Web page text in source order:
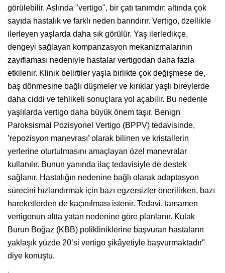
görülebilir. Aslında "vertigo", bir çatı tanımdır; altında çok
sayıda hastalık ve farklı neden barındırır. Vertigo, özellikle
ilerleyen yaşlarda daha sık görülür. Yaş ilerledikçe,
dengeyi sağlayan kompanzasyon mekanizmalarının
zayıflaması nedeniyle hastalar vertigodan daha fazla
etkilenir. Klinik belirtiler yaşla birlikte çok değişmese de,
baş dönmesine bağlı düşmeler ve kırıklar yaşlı bireylerde
daha ciddi ve tehlikeli sonuçlara yol açabilir. Bu nedenle
yaşlılarda vertigo daha büyük önem taşır. Benign
Paroksismal Pozisyonel Vertigo (BPPV) tedavisinde,
’repozisyon manevrası’ olarak bilinen ve kristallerin
yerlerine oturtulmasını amaçlayan özel manevralar
kullanılır. Bunun yanında ilaç tedavisiyle de destek
sağlanır. Hastalığın nedenine bağlı olarak adaptasyon
sürecini hızlandırmak için bazı egzersizler önerilirken, bazı
hareketlerden de kaçınılması istenir. Tedavi, tamamen
vertigonun altta yatan nedenine göre planlanır. Kulak
Burun Boğaz (KBB) polikliniklerine başvuran hastaların
yaklaşık yüzde 20’si vertigo şikâyetiyle başvurmaktadır"
diye konuştu.